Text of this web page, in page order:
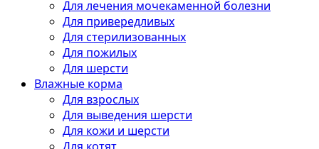
Для лечения мочекаменной болезни
Для привередливых
Для стерилизованных
Для пожилых
Для шерсти
Влажные корма
Для взрослых
Для выведения шерсти
Для кожи и шерсти